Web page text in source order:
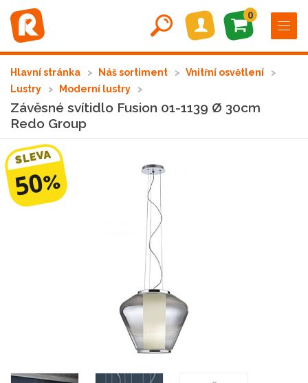
0
Hlavní stránka Náš sortiment
Vnitřní osvětlení
Lustry
Moderní lustry
Závěsné svítidlo Fusion 01-1139 Ø 30cm
Redo Group
SLEVA
50%